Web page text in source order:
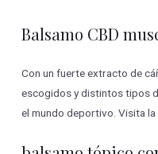
Balsamo CBD
Con un fuerte extracto de
escogidos y distintos tipos
el mundo deportivo. Visita